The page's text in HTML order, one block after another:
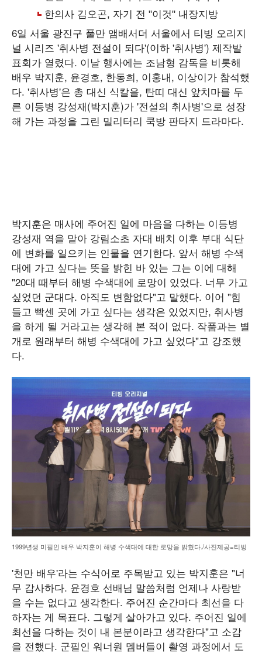
6일 서울 광진구 풀만 앰배서더 서울에서 티빙 오리지
널 시리즈 '취사병 전설이 되다'(이하 '취사병') 제작발
표회가 열렸다. 이날 행사에는 조남형 감독을 비롯해
배우 박지훈, 윤경호, 한동희, 이홍내, 이상이가 참석했
다. '취사병'은 총 대신 식칼을, 탄띠 대신 앞치마를 두
른 이등병 강성재(박지훈)가 '전설의 취사병'으로 성장
해 가는 과정을 그린 밀리터리 쿡방 판타지 드라마다.
박지훈은 매사에 주어진 일에 마음을 다하는 이등병
강성재 역을 맡아 강림소초 자대 배치 이후 부대 식단
에 변화를 일으키는 인물을 연기한다. 앞서 해병 수색
대에 가고 싶다는 뜻을 밝힌 바 있는 그는 이에 대해
"20대 때부터 해병 수색대에 로망이 있었다. 너무 가고
싶었던 군대다. 아직도 변함없다"고 말했다. 이어 "힘
들고 빡센 곳에 가고 싶다는 생각은 있었지만, 취사병
을 하게 될 거라고는 생각해 본 적이 없다. 작품과는 별
개로 원래부터 해병 수색대에 가고 싶었다"고 강조했
다.
1999년생 미필인 배우 박지훈이 해병 수색대에 대한 로망을 밝혔다./사진제공=티빙
'천만 배우'라는 수식어로 주목받고 있는 박지훈은 "너
무 감사하다. 윤경호 선배님 말씀처럼 언제나 사랑받
을 수는 없다고 생각한다. 주어진 순간마다 최선을 다
하자는 게 목표다. 그렇게 살아가고 있다. 주어진 일에
최선을 다하는 것이 내 본분이라고 생각한다"고 소감
을 전했다. 군필인 워너원 멤버들이 촬영 과정에서 도